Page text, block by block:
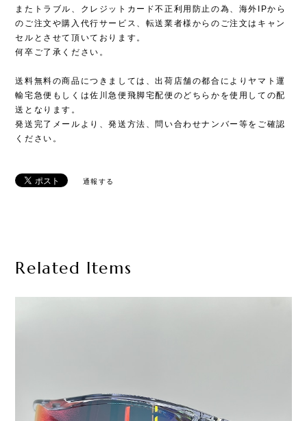
またトラブル、クレジットカード不正利用防止の為、海外IPから
のご注文や購入代行サービス、転送業者様からのご注文はキャン
セルとさせて頂いております。
何卒ご了承ください。
送料無料の商品につきましては、出荷店舗の都合によりヤマト運
輸宅急便もしくは佐川急便飛脚宅配便のどちらかを使用しての配
送となります。
発送完了メールより、発送方法、問い合わせナンバー等をご確認
ください。
通報する
Related Items